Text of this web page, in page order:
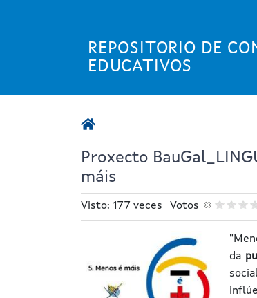
REPOSITORIO DE
EDUCATIVOS
Proxecto
máis
Visto: 177 veces Votos
da